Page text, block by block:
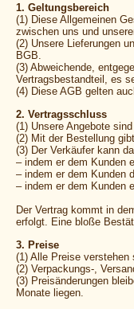
1. Geltungsbereich
(1) Diese Allgemeinen
zwischen uns und
(2) Unsere Lieferungen
BGB.
(3) Abweichende,
Vertragsbestandteil, es
(4) Diese AGB gelten
2. Vertragsschluss
(1) Unsere Angebote
(2) Mit der Bestellung
(3) Der Verkäufer kann
– indem er dem Kunden
– indem er dem Kunden
– indem er dem Kunden
Der Vertrag kommt in
erfolgt. Eine bloße
3. Preise
(1) Alle Preise
(2) Verpackungs-,
(3) Preisänderungen
Monate liegen.